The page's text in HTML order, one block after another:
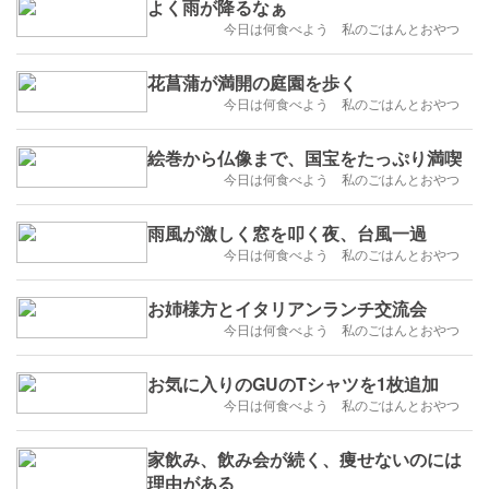
よく雨が降るなぁ
今日は何食べよう 私のごはんとおやつ
花菖蒲が満開の庭園を歩く
今日は何食べよう 私のごはんとおやつ
絵巻から仏像まで、国宝をたっぷり満喫
今日は何食べよう 私のごはんとおやつ
雨風が激しく窓を叩く夜、台風一過
今日は何食べよう 私のごはんとおやつ
お姉様方とイタリアンランチ交流会
今日は何食べよう 私のごはんとおやつ
お気に入りのGUのTシャツを1枚追加
今日は何食べよう 私のごはんとおやつ
家飲み、飲み会が続く、痩せないのには
理由がある